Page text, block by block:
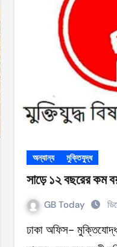
পাচ্ছে বাংলাদেশ
পুড়ল বেশ কিছু বাড়ি
হচ্ছে
আরব অন্যান্য মুক্তিযুদ্ধ
সাড়ে ১২ বছরের কম
GB Today
ঢাকা অফিস- মুক্তিযোদ্ধাদের তালিকায় ১২ বছর ছয়